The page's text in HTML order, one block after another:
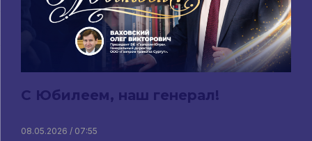
С Юбилеем, наш генерал!
08.05.2026 / 07:55